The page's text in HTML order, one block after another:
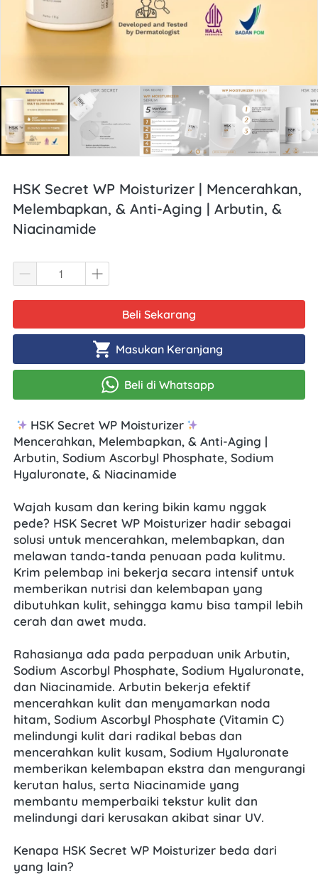
HSK Secret WP Moisturizer | Mencerahkan,
Melembapkan, & Anti-Aging | Arbutin, &
Niacinamide
`Beli Sekarang
` Masukan Keranjang
` Beli di Whatsapp
HSK Secret WP Moisturizer
Mencerahkan, Melembapkan, & Anti-Aging |
Arbutin, Sodium Ascorbyl Phosphate, Sodium
Hyaluronate, & Niacinamide
Wajah kusam dan kering bikin kamu nggak
pede? HSK Secret WP Moisturizer hadir sebagai
solusi untuk mencerahkan, melembapkan, dan
melawan tanda-tanda penuaan pada kulitmu.
Krim pelembap ini bekerja secara intensif untuk
memberikan nutrisi dan kelembapan yang
dibutuhkan kulit, sehingga kamu bisa tampil lebih
cerah dan awet muda.
Rahasianya ada pada perpaduan unik Arbutin,
Sodium Ascorbyl Phosphate, Sodium Hyaluronate,
dan Niacinamide. Arbutin bekerja efektif
mencerahkan kulit dan menyamarkan noda
hitam, Sodium Ascorbyl Phosphate (Vitamin C)
melindungi kulit dari radikal bebas dan
mencerahkan kulit kusam, Sodium Hyaluronate
memberikan kelembapan ekstra dan mengurangi
kerutan halus, serta Niacinamide yang
membantu memperbaiki tekstur kulit dan
melindungi dari kerusakan akibat sinar UV.
Kenapa HSK Secret WP Moisturizer beda dari
yang lain?